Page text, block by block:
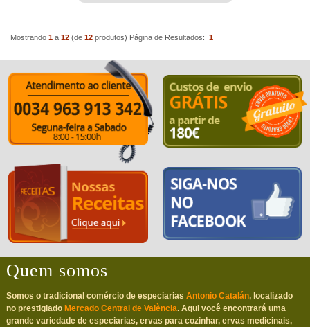
Mostrando 1 a 12 (de 12 produtos) Página de Resultados: 1
Quem somos
Somos o tradicional comércio de especiarias Antonio Catalán, localizado
no prestigiado Mercado Central de València. Aqui você encontrará uma
grande variedade de especiarias, ervas para cozinhar, ervas medicinais,